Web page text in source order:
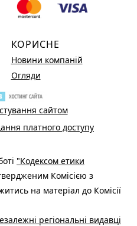
КОРИСНЕ
Новини компаній
Огляди
сайтом
платного доступу
"Кодексом етики
Комісією з
на матеріал до Комісії
регіональні видавці